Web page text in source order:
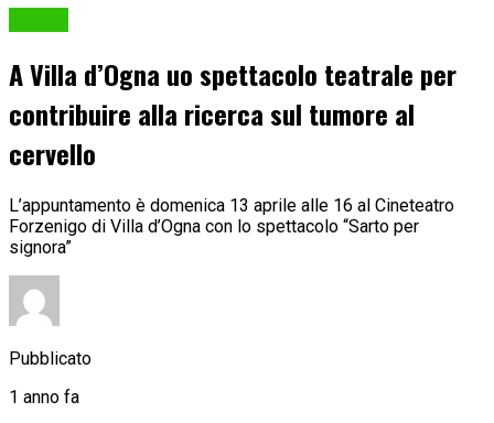
A Villa d’Ogna uo spettacolo teatrale per
contribuire alla ricerca sul tumore al
cervello
L’appuntamento è domenica 13 aprile alle 16 al Cineteatro
Forzenigo di Villa d’Ogna con lo spettacolo “Sarto per
signora”
Pubblicato
1 anno fa